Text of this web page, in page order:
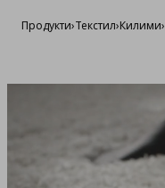
Продукти›Текстил›Килими›